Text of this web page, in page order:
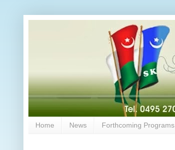
Home News Forthcoming Programs